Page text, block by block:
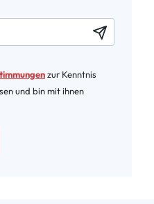
zur Kenntnis
und bin mit ihnen